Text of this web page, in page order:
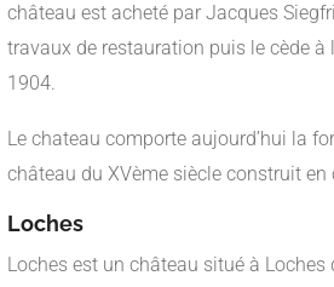
château est acheté par Jacques
travaux de restauration puis le cède à
1904.
Le chateau comporte aujourd’hui la
château du XVème siècle construit en
Loches
Loches est un château situé à